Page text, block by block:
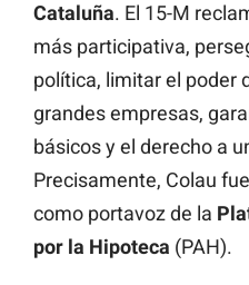
Cataluña. El 15-M
más participativa,
política, limitar el poder
grandes empresas,
básicos y el derecho a
Precisamente, Colau
como portavoz de la
por la Hipoteca (PAH).